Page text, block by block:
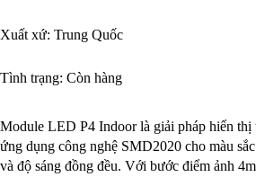
Xuất xứ: Trung Quốc
Tình trạng: Còn hàng
Module LED P4 Indoor là giải pháp hiển thị
ứng dụng công nghệ SMD2020 cho màu
và độ sáng đồng đều. Với bước điểm ảnh